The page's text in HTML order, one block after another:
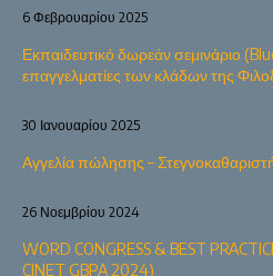
Εκπαιδευτικό δωρεάν σεμινάριο
επαγγελματίες των κλάδων της
6 Φεβρουαρίου 2025
Αγγελία πώλησης –
30 Ιανουαρίου 2025
WORD CONGRESS & BEST
CINET GBPA 2024)
26 Νοεμβρίου 2024